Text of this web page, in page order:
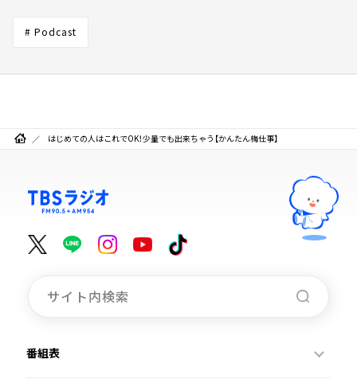
# Podcast
はじめての人はこれでOK！少量でも出来ちゃう【かんたん梅仕事】
番組表